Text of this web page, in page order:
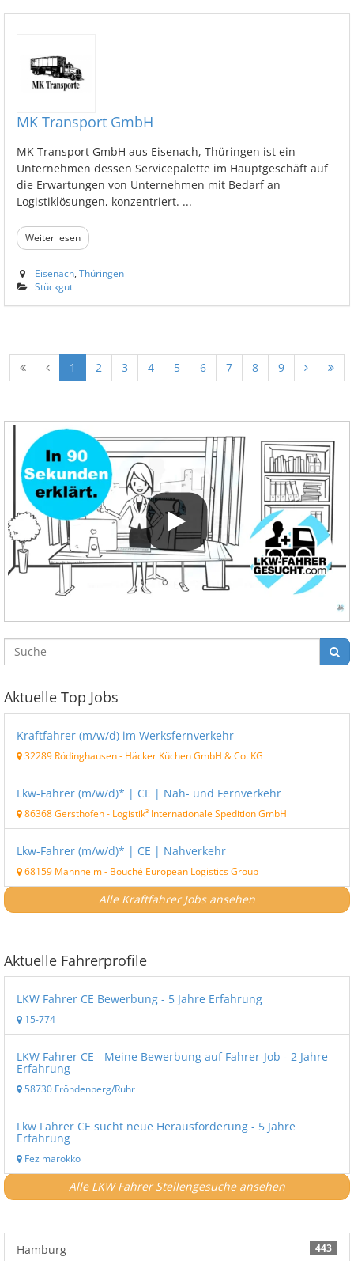
MK Transport GmbH
MK Transport GmbH aus Eisenach, Thüringen ist ein
Unternehmen dessen Servicepalette im Hauptgeschäft auf
die Erwartungen von Unternehmen mit Bedarf an
Logistiklösungen, konzentriert. ...
Weiter lesen
Eisenach, Thüringen
Stückgut
1 2 3 4 5 6 7 8 9
Aktuelle Top Jobs
Kraftfahrer (m/w/d) im Werksfernverkehr
32289 Rödinghausen- Häcker Küchen GmbH & Co. KG
Lkw-Fahrer (m/w/d)* | CE | Nah- und Fernverkehr
86368 Gersthofen- Logistik³ Internationale Spedition GmbH
Lkw-Fahrer (m/w/d)* | CE | Nahverkehr
68159 Mannheim- Bouché European Logistics Group
Alle Kraftfahrer Jobs ansehen
Aktuelle Fahrerprofile
LKW Fahrer CE Bewerbung - 5 Jahre Erfahrung
15-774
LKW Fahrer CE - Meine Bewerbung auf Fahrer-Job - 2 Jahre
Erfahrung
58730 Fröndenberg/Ruhr
Lkw Fahrer CE sucht neue Herausforderung - 5 Jahre
Erfahrung
Fez marokko
Alle LKW Fahrer Stellengesuche ansehen
443
Hamburg